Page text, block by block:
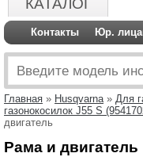
КАТАЛОГ
Контакты Юр.
Главная » Husqvarna» Для
газонокосилок J55 S
двигатель
Рама и двигатель